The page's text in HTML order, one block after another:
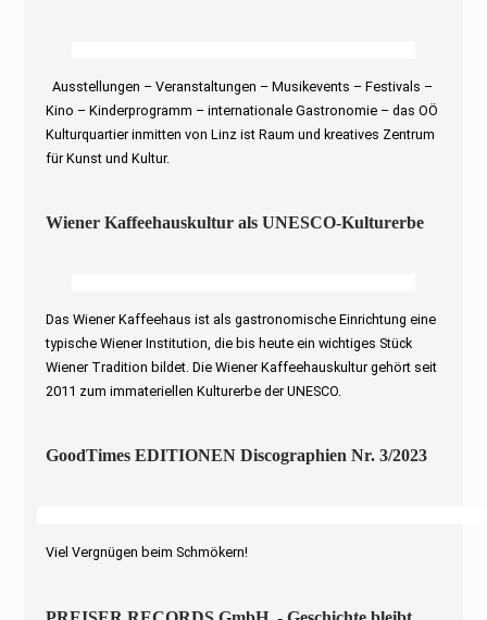
Ausstellungen – Veranstaltungen – Musikevents – Festivals –
Kino – Kinderprogramm – internationale Gastronomie – das OÖ
Kulturquartier inmitten von Linz ist Raum und kreatives Zentrum
für Kunst und Kultur.
Wiener Kaffeehauskultur als UNESCO-Kulturerbe
Das Wiener Kaffeehaus ist als gastronomische Einrichtung eine
typische Wiener Institution, die bis heute ein wichtiges Stück
Wiener Tradition bildet. Die Wiener Kaffeehauskultur gehört seit
2011 zum immateriellen Kulturerbe der UNESCO.
GoodTimes EDITIONEN Discographien Nr. 3/2023
Viel Vergnügen beim Schmökern!